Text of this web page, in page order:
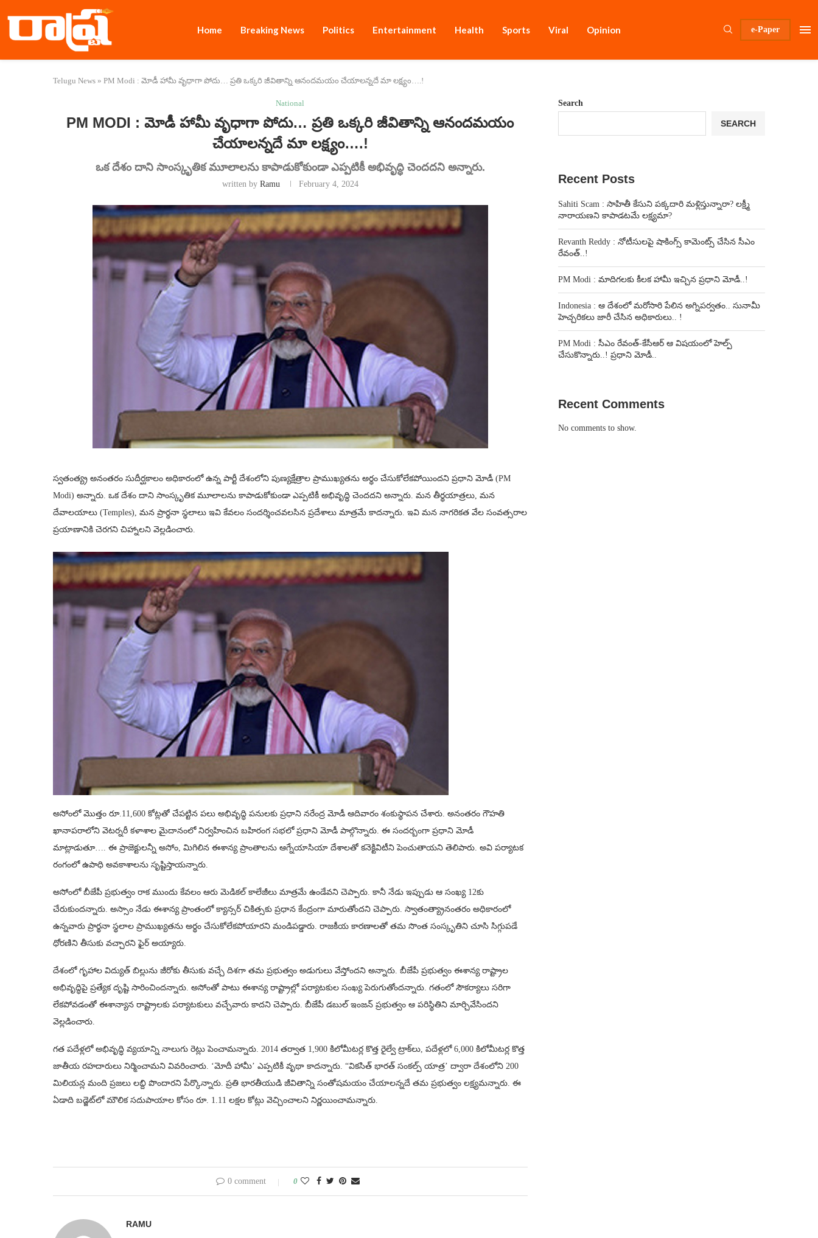
Home Breaking News Politics Entertainment Health Sports Viral Opinion e-Paper
Telugu News » PM Modi : మోడీ హామీ వృధాగా పోదు… ప్రతి ఒక్కరి జీవితాన్ని ఆనందమయం చేయాలన్నదే మా లక్ష్యం….!
National
PM MODI : మోడీ హామీ వృధాగా పోదు… ప్రతి ఒక్కరి జీవితాన్ని ఆనందమయం
చేయాలన్నదే మా లక్ష్యం….!
ఒక దేశం దాని సాంస్కృతిక మూలాలను కాపాడుకోకుండా ఎప్పటికీ అభివృద్ధి చెందదని అన్నారు.
written by Ramu February 4, 2024
స్వతంత్య్ర అనంతరం సుదీర్ఘకాలం అధికారంలో ఉన్న పార్టీ దేశంలోని పుణ్యక్షేత్రాల ప్రాముఖ్యతను అర్థం చేసుకోలేకపోయిందని ప్రధాని మోడీ (PM
Modi) అన్నారు. ఒక దేశం దాని సాంస్కృతిక మూలాలను కాపాడుకోకుండా ఎప్పటికీ అభివృద్ధి చెందదని అన్నారు. మన తీర్థయాత్రలు, మన
దేవాలయాలు (Temples), మన ప్రార్థనా స్థలాలు ఇవి కేవలం సందర్శించవలసిన ప్రదేశాలు మాత్రమే కాదన్నారు. ఇవి మన నాగరికత వేల సంవత్సరాల
ప్రయాణానికి చెరగని చిహ్నాలని వెల్లడించారు.
అసోంలో మొత్తం రూ.11,600 కోట్లతో చేపట్టిన పలు అభివృద్ధి పనులకు ప్రధాని నరేంద్ర మోడీ ఆదివారం శంకుస్థాపన చేశారు. అనంతరం గౌహతి
ఖానాపరాలోని వెటర్నరీ కళాశాల మైదానంలో నిర్వహించిన బహిరంగ సభలో ప్రధాని మోడీ పాల్గొన్నారు. ఈ సందర్బంగా ప్రధాని మోడీ
మాట్లాడుతూ…. ఈ ప్రాజెక్టులన్నీ అసోం, మిగిలిన ఈశాన్య ప్రాంతాలను ఆగ్నేయాసియా దేశాలతో కనెక్టివిటీని పెంచుతాయని తెలిపారు. అవి పర్యాటక
రంగంలో ఉపాధి అవకాశాలను సృష్టిస్తాయన్నారు.
అసోంలో బీజేపీ ప్రభుత్వం రాక ముందు కేవలం ఆరు మెడికల్ కాలేజీలు మాత్రమే ఉండేవని చెప్పారు. కానీ నేడు ఇప్పుడు ఆ సంఖ్య 12కు
చేరుకుందన్నారు. అస్సాం నేడు ఈశాన్య ప్రాంతంలో క్యాన్సర్ చికిత్సకు ప్రధాన కేంద్రంగా మారుతోందని చెప్పారు. స్వాతంత్య్రానంతరం అధికారంలో
ఉన్నవారు ప్రార్థనా స్థలాల ప్రాముఖ్యతను అర్థం చేసుకోలేకపోయారని మండిపడ్డారు. రాజకీయ కారణాలతో తమ సొంత సంస్కృతిని చూసి సిగ్గుపడే
ధోరణిని తీసుకు వచ్చారని ఫైర్ అయ్యారు.
దేశంలో గృహాల విద్యుత్ బిల్లును జీరోకు తీసుకు వచ్చే దిశగా తమ ప్రభుత్వం అడుగులు వేస్తోందని అన్నారు. బీజేపీ ప్రభుత్వం ఈశాన్య రాష్ట్రాల
అభివృద్ధిపై ప్రత్యేక దృష్టి సారించిందన్నారు. అసోంతో పాటు ఈశాన్య రాష్ట్రాల్లో పర్యాటకుల సంఖ్య పెరుగుతోందన్నారు. గతంలో సౌకర్యాలు సరిగా
లేకపోవడంతో ఈశాన్యాన రాష్ట్రాలకు పర్యాటకులు వచ్చేవారు కాదని చెప్పారు. బీజేపీ డబుల్ ఇంజన్ ప్రభుత్వం ఆ పరిస్థితిని మార్చివేసిందని
వెల్లడించారు.
గత పదేళ్లలో అభివృద్ధి వ్యయాన్ని నాలుగు రెట్లు పెంచామన్నారు. 2014 తర్వాత 1,900 కిలోమీటర్ల కొత్త రైల్వే ట్రాక్‌లు, పదేళ్లలో 6,000 కిలోమీటర్ల కొత్త
జాతీయ రహదారులు నిర్మించామని వివరించారు. ‘మోదీ హామీ’ ఎప్పటికీ వృథా కాదన్నారు. “వికసిత్ భారత్ సంకల్ప్ యాత్ర’ ద్వారా దేశంలోని 200
మిలియన్ల మంది ప్రజలు లబ్ది పొందారని పేర్కొన్నారు. ప్రతి భారతీయుడి జీవితాన్ని సంతోషమయం చేయాలన్నదే తమ ప్రభుత్వం లక్ష్యమన్నారు. ఈ
ఏడాది బడ్జెట్‌లో మౌలిక సదుపాయాల కోసం రూ. 1.11 లక్షల కోట్లు వెచ్చించాలని నిర్ణయించామన్నారు.
0 comment 0
RAMU
Search
SEARCH
Recent Posts
Sahiti Scam : సాహితీ కేసుని పక్కదారి మళ్లిస్తున్నారా? లక్ష్మీ
నారాయణని కాపాడటమే లక్ష్యమా?
Revanth Reddy : నోటీసులపై షాకింగ్స్ కామెంట్స్ చేసిన సీఎం
రేవంత్..!
PM Modi : మాదిగలకు కీలక హామీ ఇచ్చిన ప్రధాని మోడీ..!
Indonesia : ఆ దేశంలో మరోసారి పేలిన అగ్నిపర్వతం.. సునామీ
హెచ్చరికలు జారీ చేసిన అధికారులు.. !
PM Modi : సీఎం రేవంత్-కేసీఆర్ ఆ విషయంలో హెల్ప్
చేసుకొన్నారు..! ప్రధాని మోడీ..
Recent Comments
No comments to show.